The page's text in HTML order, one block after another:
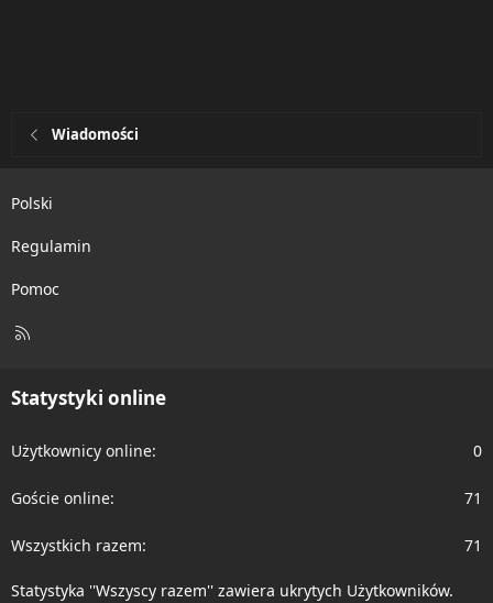
Wiadomości
Polski
Regulamin
Pomoc
R
Statystyki online
Użytkownicy online 0
Goście online 71
Wszystkich razem 71
Statystyka ''Wszyscy razem'' zawiera ukrytych Użytkowników.